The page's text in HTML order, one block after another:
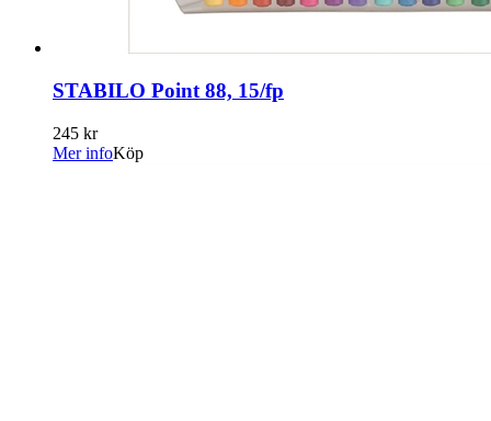
STABILO Point 88, 15/fp
245 kr
Mer infoKöp